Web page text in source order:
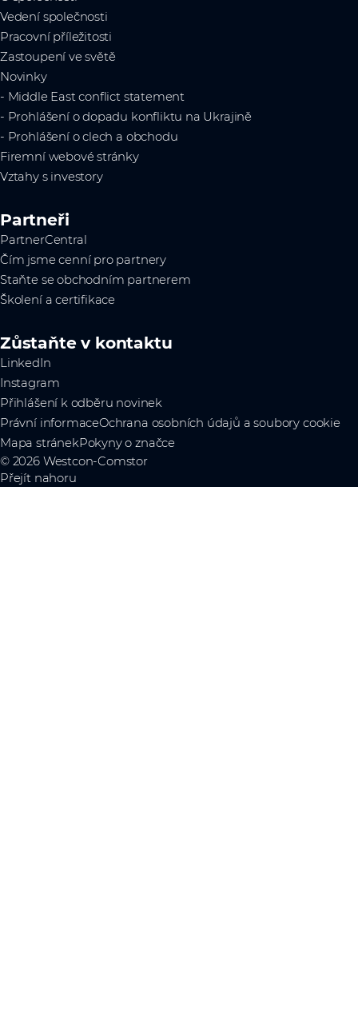
Vedení společnosti
Pracovní příležitosti
Zastoupení ve světě
Novinky
- Middle East conflict statement
- Prohlášení o dopadu konfliktu na Ukrajině
- Prohlášení o clech a obchodu
Firemní webové stránky
Vztahy s investory
Partneři
PartnerCentral
Čím jsme cenní pro partnery
Staňte se obchodním partnerem
Školení a certifikace
Zůstaňte v kontaktu
LinkedIn
Instagram
Přihlášení k odběru novinek
Právní informaceOchrana osobních údajů a soubory cookie
Mapa stránekPokyny o značce
© 2026 Westcon-Comstor
Přejít nahoru